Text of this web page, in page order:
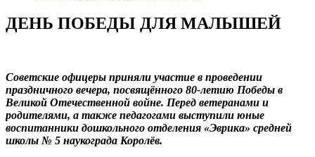
ДЕНЬ ПОБЕДЫ ДЛЯ МАЛЫШЕЙ
Советские офицеры приняли участие в проведении
праздничного вечера, посвящённого 80-летию Победы в
Великой Отечественной войне. Перед ветеранами и
родителями, а также педагогами выступили юные
воспитанники дошкольного отделения «Эврика» средней
школы № 5 наукограда Королёв.